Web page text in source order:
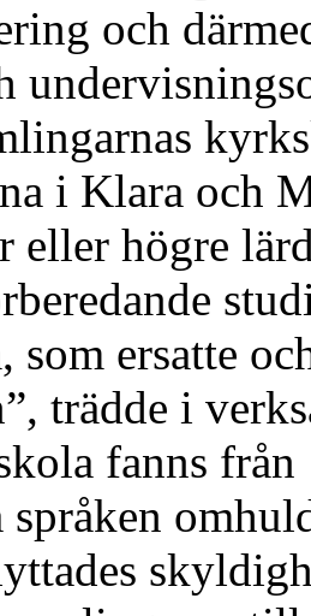
och
i Klara och
eller högre
som ersatte
trädde i
fanns
språken